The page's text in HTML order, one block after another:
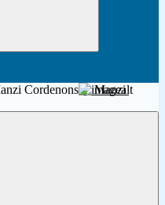
A. Manzi